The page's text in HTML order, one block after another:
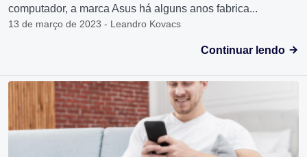
computador, a marca Asus há alguns anos fabrica...
13 de março de 2023 - Leandro Kovacs
Continuar lendo